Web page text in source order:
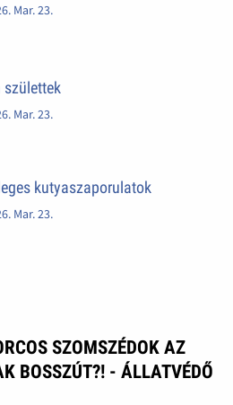
Mar. 23.
születtek
Mar. 23.
kutyaszaporulatok
Mar. 23.
SZOMSZÉDOK AZ
BOSSZÚT?! - ÁLLATVÉDŐ